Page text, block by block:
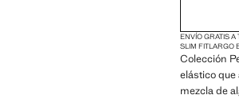
ENVÍO GRATIS A
SLIM FITLARGO
Colección
elástico
mezcla de